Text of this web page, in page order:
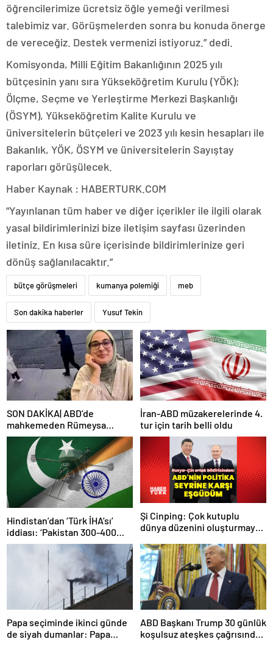
öğrencilerimize ücretsiz öğle yemeği verilmesi
talebimiz var. Görüşmelerden sonra bu konuda önerge
de vereceğiz. Destek vermenizi istiyoruz.” dedi.
Komisyonda, Milli Eğitim Bakanlığının 2025 yılı
bütçesinin yanı sıra Yükseköğretim Kurulu (YÖK);
Ölçme, Seçme ve Yerleştirme Merkezi Başkanlığı
(ÖSYM), Yükseköğretim Kalite Kurulu ve
üniversitelerin bütçeleri ve 2023 yılı kesin hesapları ile
Bakanlık, YÖK, ÖSYM ve üniversitelerin Sayıştay
raporları görüşülecek.
Haber Kaynak : HABERTURK.COM
“Yayınlanan tüm haber ve diğer içerikler ile ilgili olarak
yasal bildirimlerinizi bize iletişim sayfası üzerinden
iletiniz. En kısa süre içerisinde bildirimlerinize geri
dönüş sağlanılacaktır.”
bütçe görüşmeleri kumanya polemiği meb
Son dakika haberler Yusuf Tekin
SON DAKİKA| ABD’de
mahkemeden Rümeysa
Öztürk kararı: Serbest
bırakıldı!
İran-ABD müzakerelerinde 4.
tur için tarih belli oldu
Hindistan’dan ‘Türk İHA’sı’
iddiası: ‘Pakistan 300-400
tanesi ile 36 noktaya sızdı’
Şi Cinping: Çok kutuplu
dünya düzenini oluşturmaya
Papa seçiminde ikinci günde
de siyah dumanlar: Papa
ABD Başkanı Trump 30 günlük
koşulsuz ateşkes çağrısında